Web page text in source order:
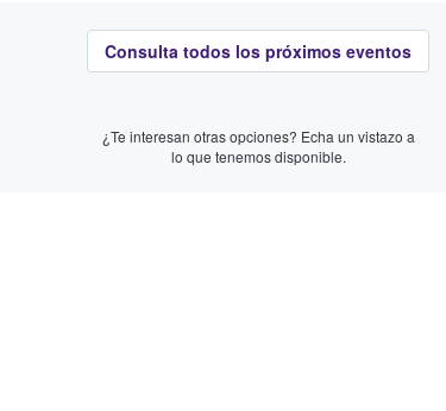
Consulta todos los próximos eventos
¿Te interesan otras opciones? Echa un vistazo a
lo que tenemos disponible.